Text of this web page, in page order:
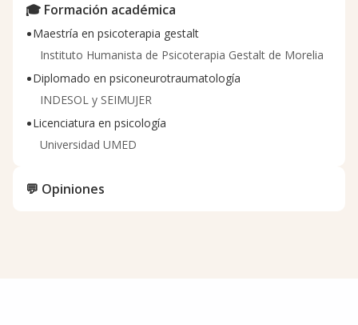
🎓 Formación académica
•Maestría en psicoterapia gestalt
Instituto Humanista de Psicoterapia Gestalt de Morelia
•Diplomado en psiconeurotraumatología
INDESOL y SEIMUJER
•Licenciatura en psicología
Universidad UMED
💬 Opiniones